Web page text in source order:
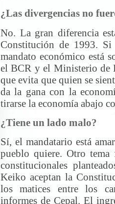
¿Las divergencias no
No. La gran diferencia
Constitución de 1993.
mandato económico está
el BCR y el Ministerio de
que evita que quien se
da la gana con la
tirarse la economía abajo
¿Tiene un lado malo?
Sí, el mandatario está
pueblo quiere. Otro
constitucionales
Keiko aceptan la
los matices entre los
informes de Cepal. El